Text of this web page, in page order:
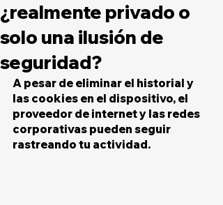
¿realmente privado o
solo una ilusión de
seguridad?
A pesar de eliminar el historial y
las cookies en el dispositivo, el
proveedor de internet y las redes
corporativas pueden seguir
rastreando tu actividad.